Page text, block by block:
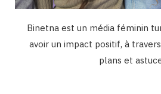
Binetna est un média féminin
avoir un impact positif, à
plans et